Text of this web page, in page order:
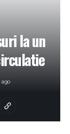
la un
ago